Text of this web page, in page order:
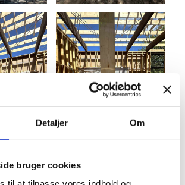
Detaljer Om
bruger cookies